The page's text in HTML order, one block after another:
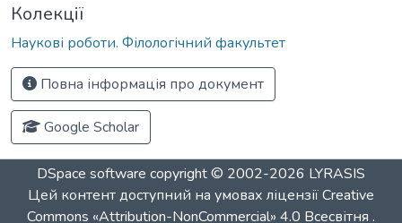
Колекції
Наукові роботи. Філологічний факультет
Повна інформація про документ
Google Scholar
DSpace software copyright © 2002-2026 LYRASIS
Цей контент доступний на умовах ліцензіїCreative
Commons «Attribution-NonCommercial» 4.0 Всесвітня .